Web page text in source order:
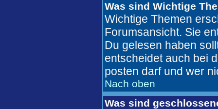
Was sind Wichtige
Wichtige Themen
Forumsansicht. Sie
Du gelesen haben
entscheidet auch bei
posten darf und wer
Nach oben
Was sind